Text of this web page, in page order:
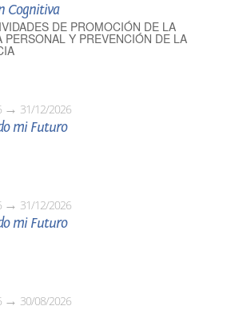
Cognitiva
DE PROMOCIÓN DE LA
PERSONAL Y PREVENCIÓN DE LA
31/12/2026
mi Futuro
31/12/2026
mi Futuro
30/08/2026